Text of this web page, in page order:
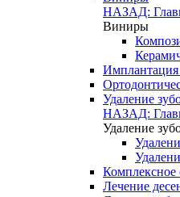
НАЗАД:
Виниры
Имплантация
Удаление
НАЗАД:
Удаление
Комплексное
Лечение